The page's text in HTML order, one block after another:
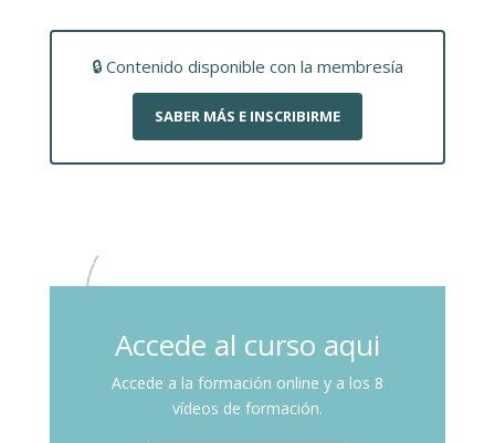
🔒 Contenido disponible con la membresía
SABER MÁS E INSCRIBIRME
Accede al curso aqui
Accede a la formación online y a los 8
vídeos de formación.